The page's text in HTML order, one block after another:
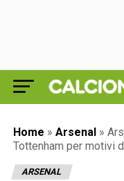
Home » Arsenal »
Tottenham per motivi
ARSENAL